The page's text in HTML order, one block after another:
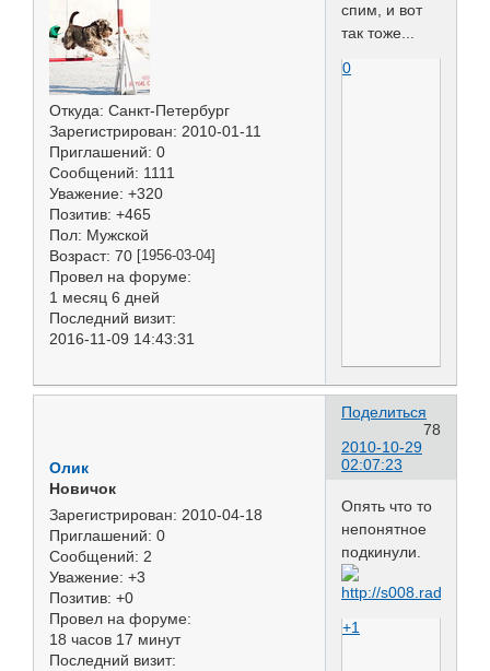
Откуда: Санкт-Петербург
Зарегистрирован: 2010-01-11
Приглашений: 0
Сообщений: 1111
Уважение: +320
Позитив: +465
Пол: Мужской
Возраст: 70 [1956-03-04]
Провел на форуме:
1 месяц 6 дней
Последний визит:
2016-11-09 14:43:31
спим, и вот
так тоже...
0
Поделиться
78
2010-10-29
02:07:23
Олик
Новичок
Зарегистрирован: 2010-04-18
Приглашений: 0
Сообщений: 2
Уважение: +3
Позитив: +0
Провел на форуме:
18 часов 17 минут
Последний визит:
Опять что то
непонятное
подкинули.
+1